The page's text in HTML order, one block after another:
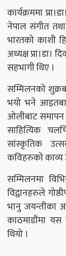
कार्यक्रममा
नेपाल संगीत तथा
भारतको काशी
अध्यक्ष प्रा।डा।
सहभागी थिए ।
सम्मिलनको
भयो भने आइतबार
ओलीबाट
साहित्यिक
सांस्कृतिक
कविहरुको काव्य
सम्मिलनमा
विद्वानहरुले
भानु जयन्तीका
काठमाडौंमा
थियो ।